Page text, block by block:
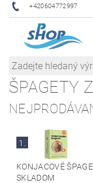
+420604772997
ŠPAGETY
1.
KONJACOVÉ
SKLADOM